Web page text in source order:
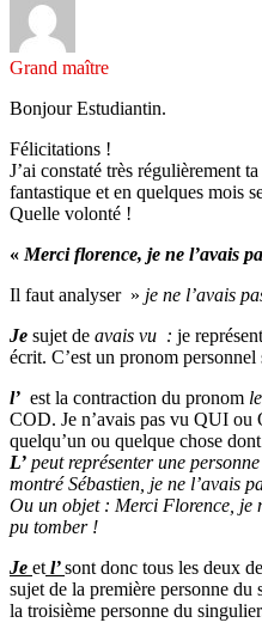
Grand maître
Bonjour Estudiantin.
Félicitations !
J’ai constaté très régulièrement
fantastique et en quelques mois
Quelle volonté !
« Merci florence, je ne l’avais
Il faut analyser » je ne l’avais
Je sujet de avais vu : je
écrit. C’est un pronom personnel
l’ est la contraction du pronom le
COD. Je n’avais pas vu QUI ou
quelqu’un ou quelque chose
L’ peut représenter une
montré Sébastien, je ne l’avais
Ou un objet : Merci Florence, je
pu tomber !
Je et l’sont donc tous les deux
sujet de la première personne du
la troisième personne du